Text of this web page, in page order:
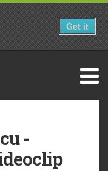
-
Get it